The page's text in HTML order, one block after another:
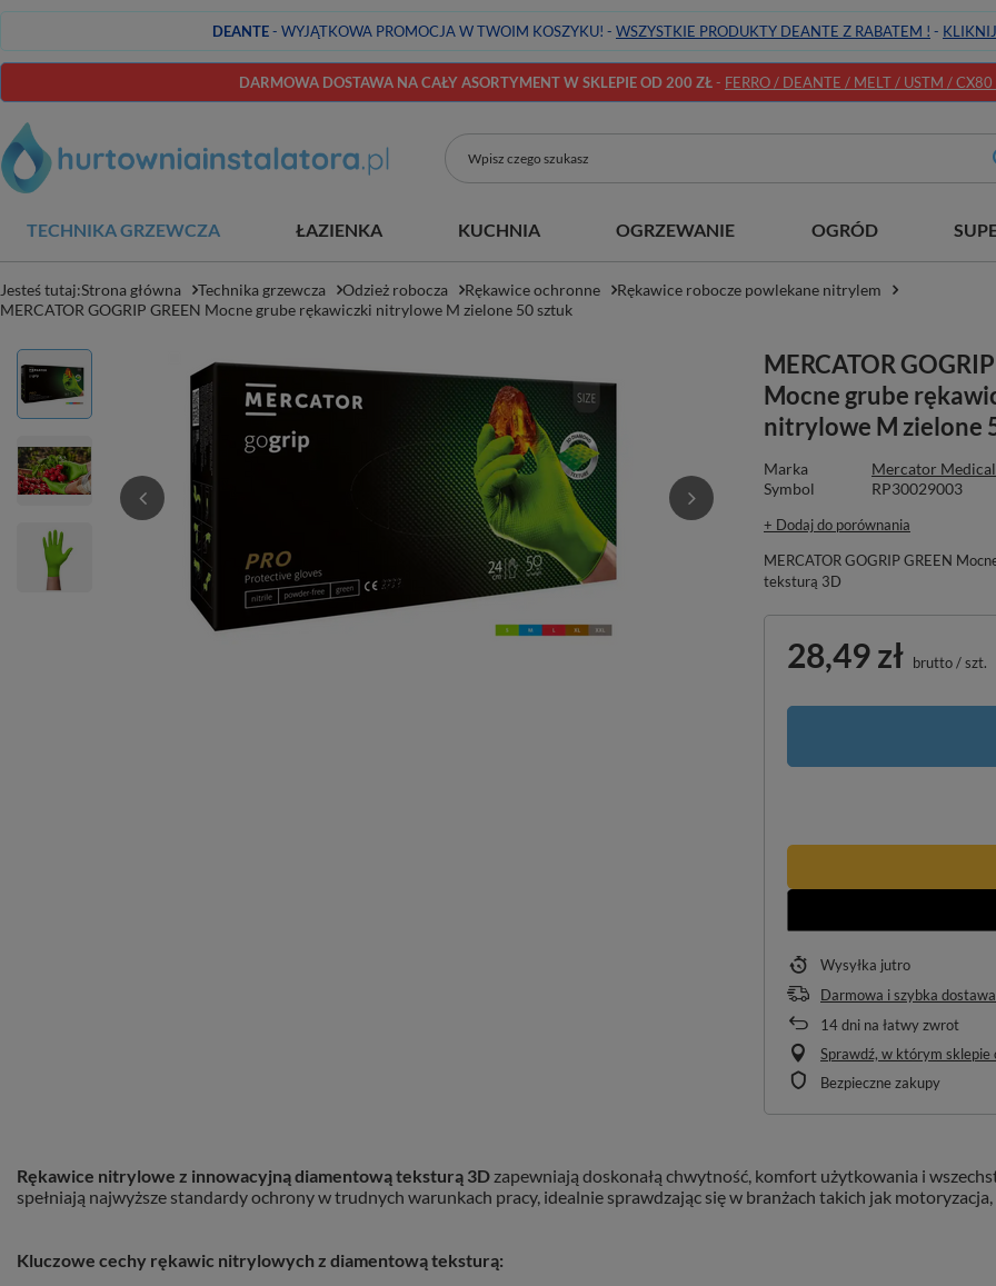
DEANTE- WYJĄTKOWA PROMOCJA W TWOIM KOSZYKU! - WSZYSTKIE PRODUKTY DEANTE Z RABATEM ! -
DARMOWA DOSTAWA NA CAŁY ASORTYMENT W SKLEPIE OD 200 ZŁ- FERRO / DEANTE / MELT / USTM /
TECHNIKA GRZEWCZA ŁAZIENKA KUCHNIA OGRZEWANIE OGRÓD
Jesteś tutaj:Strona główna Technika grzewcza Odzież robocza Rękawice ochronne
Rękawice robocze powlekane nitrylem
MERCATOR GOGRIP GREEN Mocne grube rękawiczki nitrylowe M zielone 50 sztuk
MERCATOR
Mocne grube
nitrylowe M zielone
Marka
Mercator Medical
Symbol
RP30029003
+ Dodaj do porównania
MERCATOR GOGRIP GREEN
teksturą 3D
28,49 zł brutto/szt.
Wysyłka jutro
Darmowa i szybka dostawa
14dni na łatwy zwrot
Sprawdź, w którym sklepie
Bezpieczne zakupy
Rękawice nitrylowe z innowacyjną diamentową teksturą 3D zapewniają doskonałą chwytność, komfort użytkowania i
spełniają najwyższe standardy ochrony w trudnych warunkach pracy, idealnie sprawdzając się w branżach takich jak
Kluczowe cechy rękawic nitrylowych z diamentową teksturą: